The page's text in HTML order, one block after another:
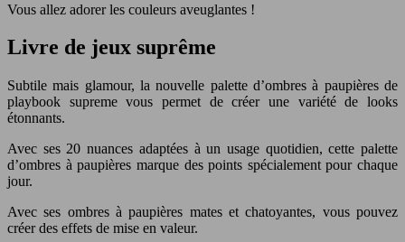
Vous allez adorer les couleurs aveuglantes !
Livre de jeux suprême
Subtile mais glamour, la nouvelle palette d’ombres à paupières de
playbook supreme vous permet de créer une variété de looks
étonnants.
Avec ses 20 nuances adaptées à un usage quotidien, cette palette
d’ombres à paupières marque des points spécialement pour chaque
jour.
Avec ses ombres à paupières mates et chatoyantes, vous pouvez
créer des effets de mise en valeur.